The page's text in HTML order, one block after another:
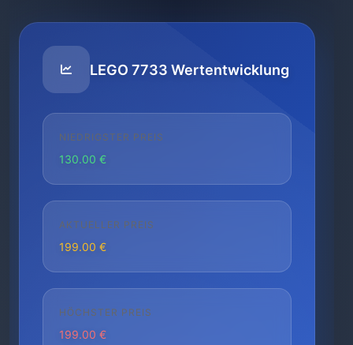
LEGO 7733 Wertentwicklung
NIEDRIGSTER PREIS
130.00 €
AKTUELLER PREIS
199.00 €
HÖCHSTER PREIS
199.00 €